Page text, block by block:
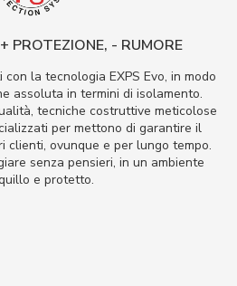
PROTEZIONE, - RUMORE
la tecnologia EXPS Evo, in modo
assoluta in termini di isolamento.
tecniche costruttive meticolose
per mettono di garantire il
clienti, ovunque e per lungo tempo.
senza pensieri, in un ambiente
e protetto.